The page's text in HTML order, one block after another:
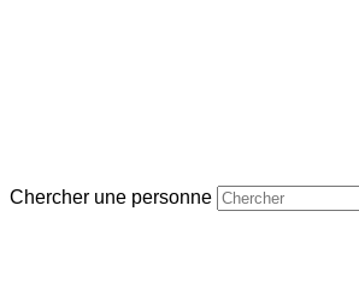
Chercher une personne